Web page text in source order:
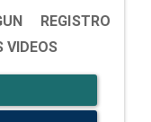
REGISTRO
VIDEOS